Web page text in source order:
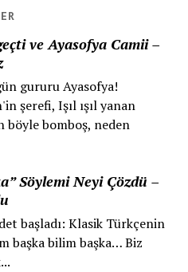
ve Ayasofya Camii –
gururu Ayasofya!
şerefi, Işıl ışıl yanan
böyle bomboş, neden
Söylemi Neyi Çözdü –
başladı: Klasik Türkçenin
başka bilim başka… Biz